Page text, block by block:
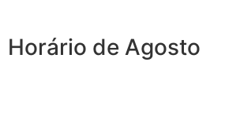
Horário de Agosto